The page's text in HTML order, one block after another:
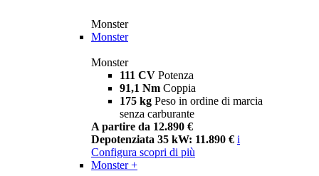
Monster
Monster
Monster
111 CV Potenza
91,1 Nm Coppia
175 kg Peso in ordine di marcia
senza carburante
A partire da 12.890 €
Depotenziata 35 kW: 11.890 € i
Configura scopri di più
Monster +